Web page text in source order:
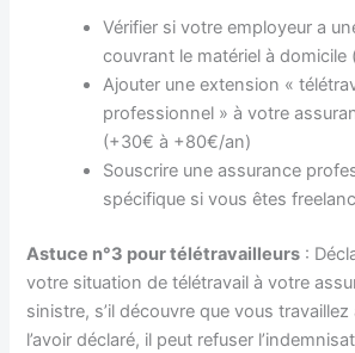
Vérifier si votre employeur a
couvrant le matériel à domicile
Ajouter une extension «
professionnel » à votre
(+30€ à +80€/an)
Souscrire une assurance
spécifique si vous êtes
Astuce n°3 pour télétravailleurs :
votre situation de télétravail à votre
sinistre, s’il découvre que vous
l’avoir déclaré, il peut refuser